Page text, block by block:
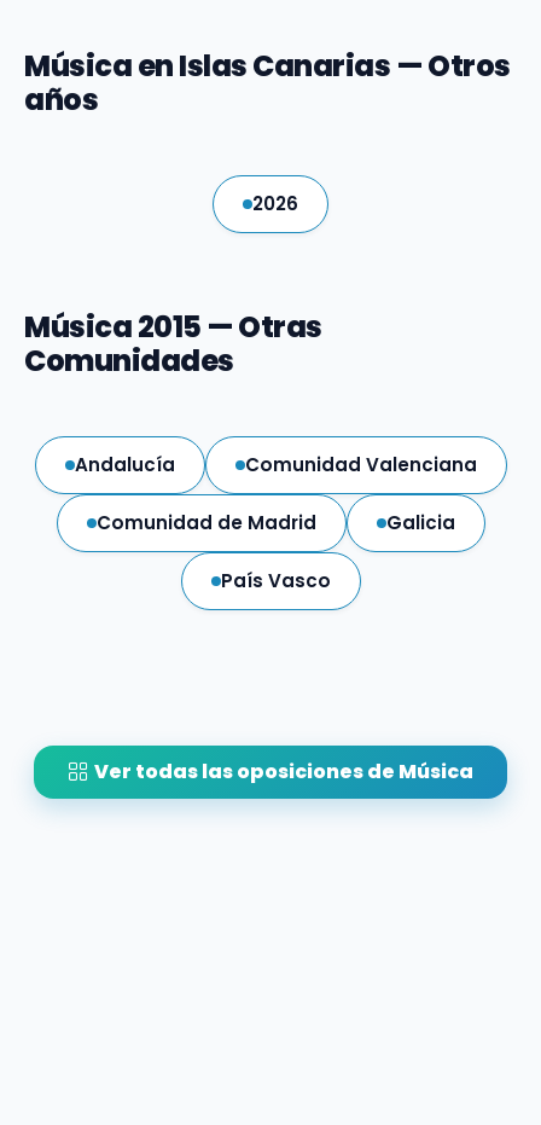
Música en Islas Canarias — Otros
años
2026
Música 2015 — Otras
Comunidades
Andalucía Comunidad Valenciana
Comunidad de Madrid Galicia
País Vasco
Ver todas las oposiciones de Música